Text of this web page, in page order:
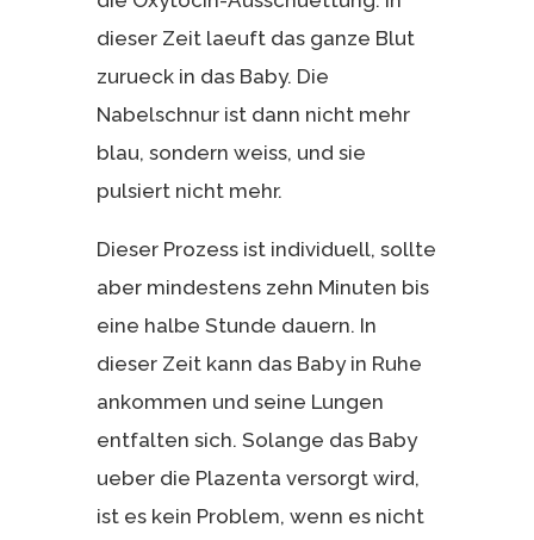
dieser Zeit laeuft das ganze Blut
zurueck in das Baby. Die
Nabelschnur ist dann nicht mehr
blau, sondern weiss, und sie
pulsiert nicht mehr.
Dieser Prozess ist individuell, sollte
aber mindestens zehn Minuten bis
eine halbe Stunde dauern. In
dieser Zeit kann das Baby in Ruhe
ankommen und seine Lungen
entfalten sich. Solange das Baby
ueber die Plazenta versorgt wird,
ist es kein Problem, wenn es nicht